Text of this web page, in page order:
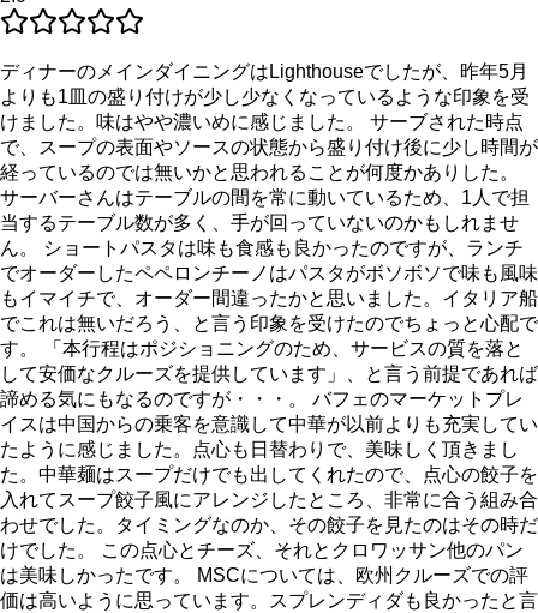
ディナーのメインダイニングはLighthouseでしたが、昨年5月
よりも1皿の盛り付けが少し少なくなっているような印象を受
けました。味はやや濃いめに感じました。 サーブされた時点
で、スープの表面やソースの状態から盛り付け後に少し時間が
経っているのでは無いかと思われることが何度かありした。
サーバーさんはテーブルの間を常に動いているため、1人で担
当するテーブル数が多く、手が回っていないのかもしれませ
ん。 ショートパスタは味も食感も良かったのですが、ランチ
でオーダーしたペペロンチーノはパスタがボソボソで味も風味
もイマイチで、オーダー間違ったかと思いました。イタリア船
でこれは無いだろう、と言う印象を受けたのでちょっと心配で
す。 「本行程はポジショニングのため、サービスの質を落と
して安価なクルーズを提供しています」、と言う前提であれば
諦める気にもなるのですが・・・。 バフェのマーケットプレ
イスは中国からの乗客を意識して中華が以前よりも充実してい
たように感じました。点心も日替わりで、美味しく頂きまし
た。中華麺はスープだけでも出してくれたので、点心の餃子を
入れてスープ餃子風にアレンジしたところ、非常に合う組み合
わせでした。タイミングなのか、その餃子を見たのはその時だ
けでした。 この点心とチーズ、それとクロワッサン他のパン
は美味しかったです。 MSCについては、欧州クルーズでの評
価は高いように思っています。スプレンディダも良かったと言